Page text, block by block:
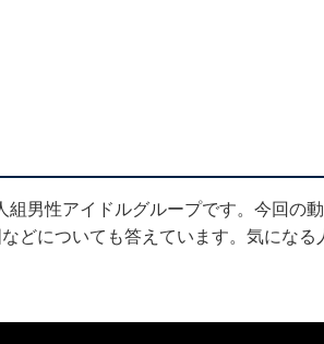
男性アイドルグループです。今回の
どについても答えています。気になる